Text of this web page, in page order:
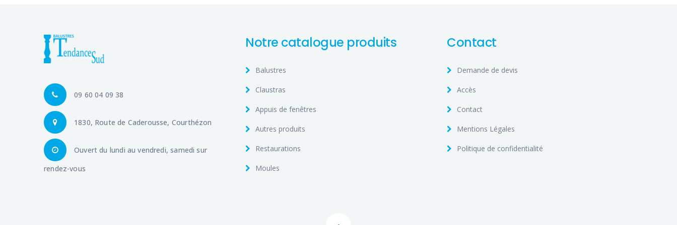
09 60 04 09 38
1830, Route de Caderousse, Courthézon
Ouvert du lundi au vendredi, samedi sur
rendez-vous
Notre catalogue produits
Balustres
Claustras
Appuis de fenêtres
Autres produits
Restaurations
Moules
Contact
Demande de devis
Accès
Contact
Mentions Légales
Politique de confidentialité